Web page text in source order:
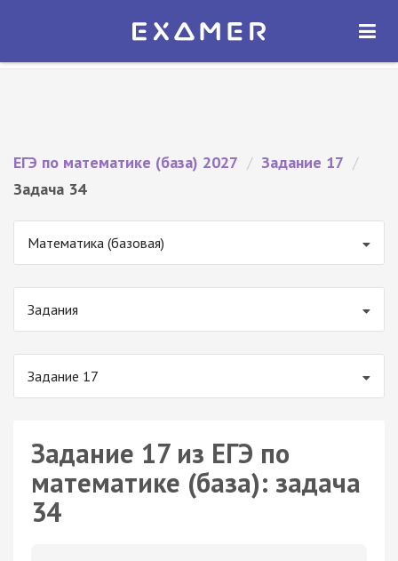
Экзамер — ЕГЭ 2027
ОТКРЫТЬ
ЕГЭ по математике (база) 2027 / Задание 17 /
Задача 34
Математика (базовая)
Задания
Задание 17
Задание 17 из ЕГЭ по
математике (база): задача
34